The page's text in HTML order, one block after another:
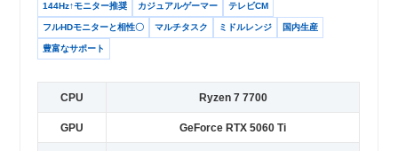
144Hz↑モニター推奨 カジュアルゲーマー テレビCM
フルHDモニターと相性〇 マルチタスク ミドルレンジ 国内生産
豊富なサポート
CPU Ryzen 7 7700
GPU GeForce RTX 5060 Ti